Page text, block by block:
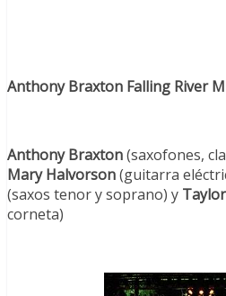
Anthony Braxton Falling River
Anthony Braxton(saxofones,
Mary Halvorson(guitarra
(saxos tenor y soprano) y
corneta)